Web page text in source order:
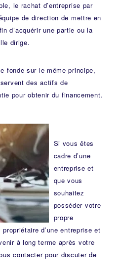
le rachat d’entreprise par
de direction de mettre en
d’acquérir une partie ou la
dirige.
fonde sur le même principe,
des actifs de
pour obtenir du financement.
Si vous êtes
cadre d’une
entreprise et
que vous
souhaitez
posséder votre
propre
d’une entreprise et
à long terme après votre
contacter pour discuter de